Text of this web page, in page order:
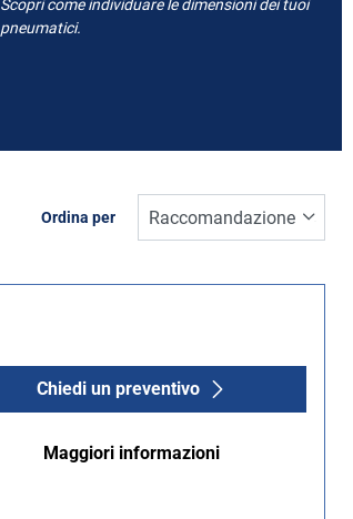
Scopri come individuare le dimensioni dei tuoi
pneumatici.
Ordina per
Chiedi un preventivo
Maggiori informazioni